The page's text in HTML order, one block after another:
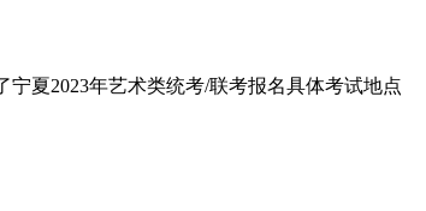
夏2023年艺术类统考/联考报名具体考试地点